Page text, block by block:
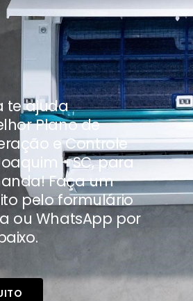
te ajuda
Plano de
e Controle
- SC, para
Faça um
pelo formulário
ou WhatsApp por